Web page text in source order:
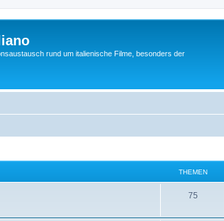
rund um italienische Filme, besonders der
THEMEN
75